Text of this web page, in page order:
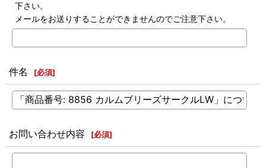
下さい。
メールをお送りすることができませんのでご注意下さい。
件名 [必須]
お問い合わせ内容 [必須]